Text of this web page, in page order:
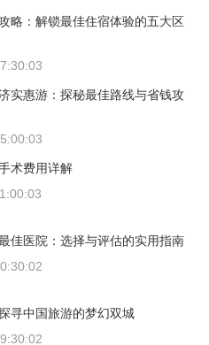
略：解锁最佳住宿体验的五大区
实惠游：探秘最佳路线与省钱攻
术费用详解
佳医院：选择与评估的实用指南
寻中国旅游的梦幻双城